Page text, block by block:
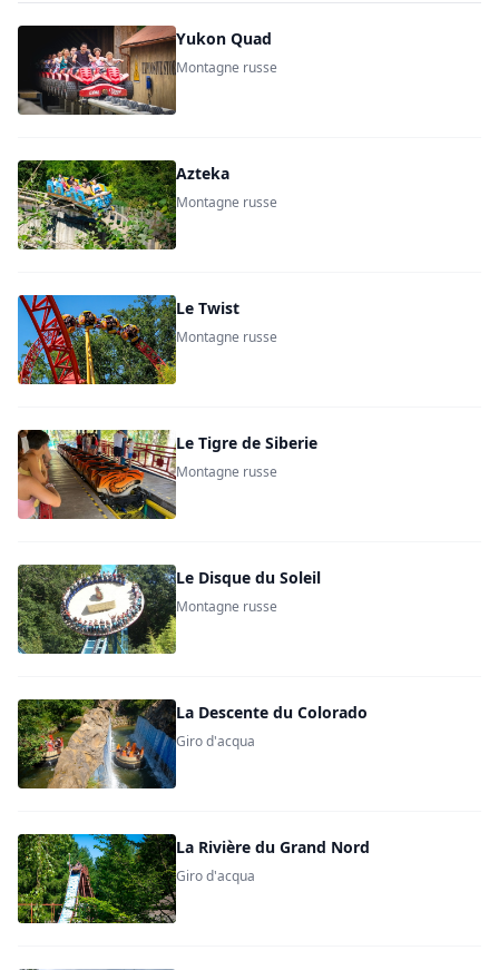
Yukon Quad
Montagne russe
Azteka
Montagne russe
Le Twist
Montagne russe
Le Tigre de Siberie
Montagne russe
Le Disque du Soleil
Montagne russe
La Descente du Colorado
Giro d'acqua
La Rivière du Grand Nord
Giro d'acqua